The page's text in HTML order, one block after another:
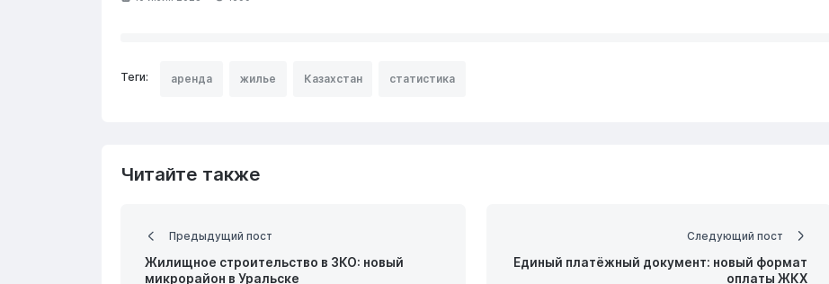
Теги: аренда жилье Казахстан статистика
Читайте также
Предыдущий пост
Жилищное строительство в ЗКО: новый
микрорайон в Уральске
Следующий пост
Единый платёжный документ: новый формат
оплаты ЖКХ